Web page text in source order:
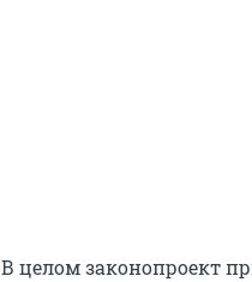
В целом законопроект